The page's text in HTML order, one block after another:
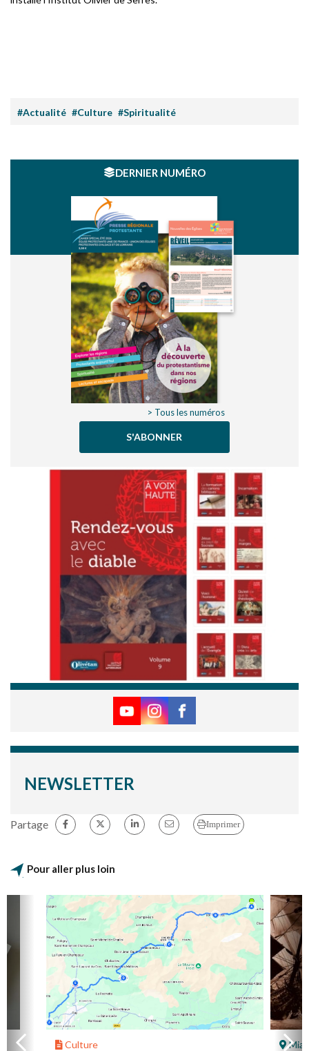
#Actualité #Culture #Spiritualité
DERNIER NUMÉRO
> Tous les numéros
S'ABONNER
NEWSLETTER
Partage Imprimer
Pour aller plus loin
Culture